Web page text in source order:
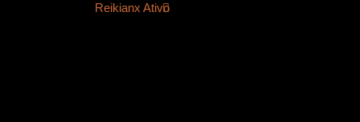
Reikianx Ativo